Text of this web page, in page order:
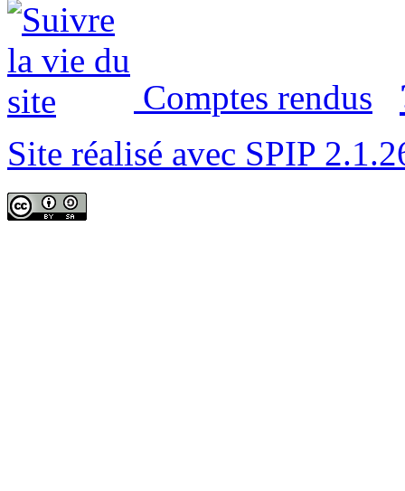
Comptes rendus
Site réalisé avec SPIP